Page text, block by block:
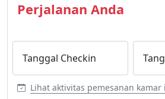
Perjalanan Anda
Tanggal Checkin
Lihat aktivitas pemesanan kamar